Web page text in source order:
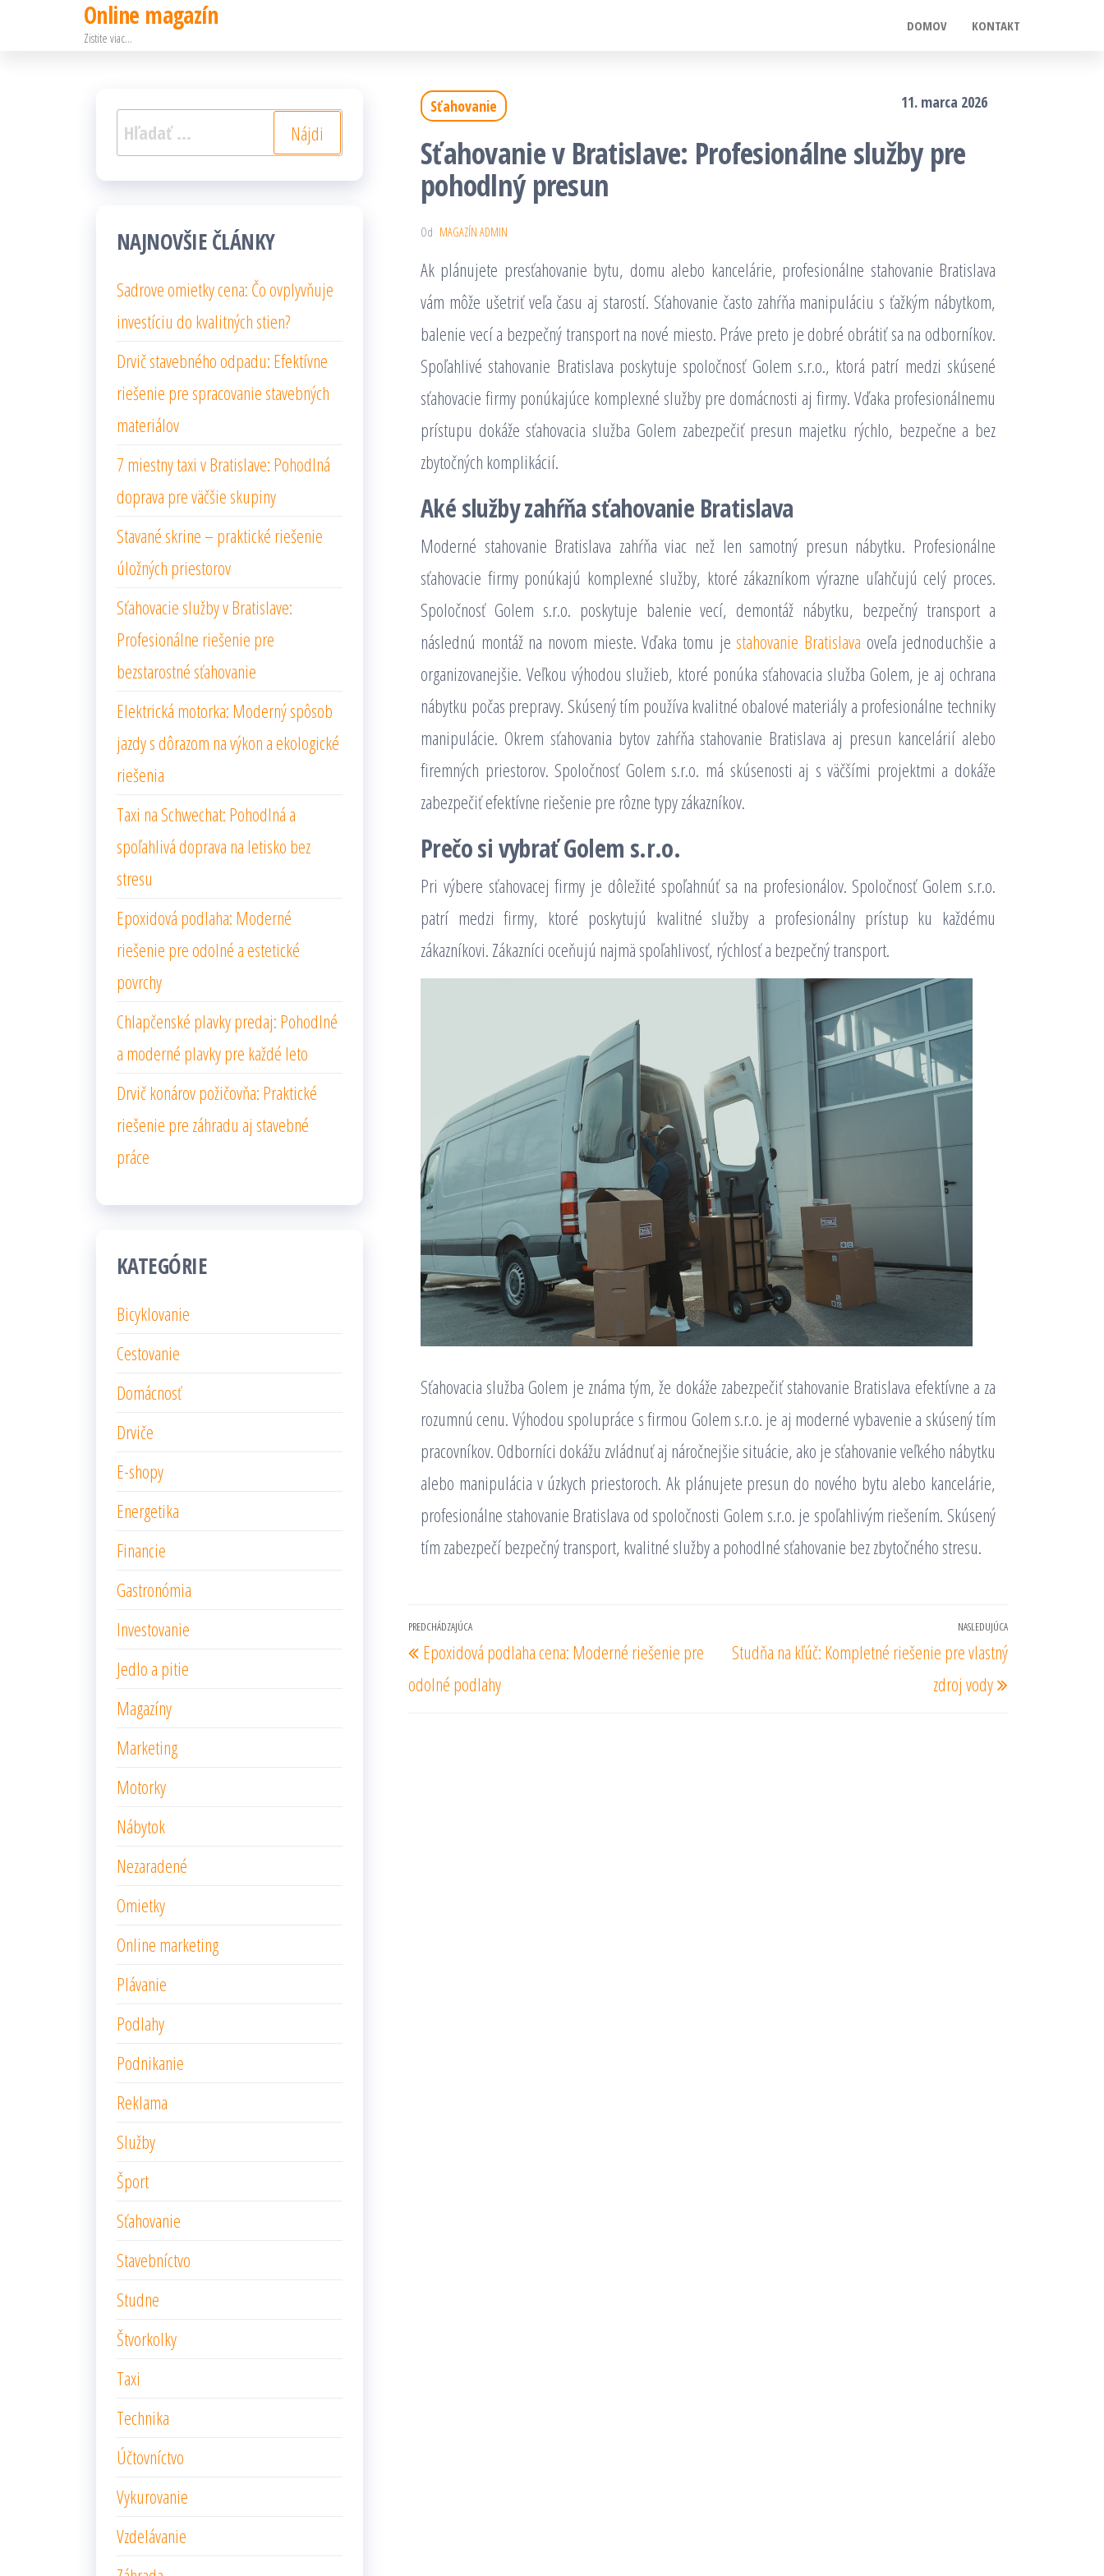
Online magazín
Zistite viac…
DOMOV KONTAKT
Sťahovanie 11. marca 2026
Sťahovanie v Bratislave: Profesionálne služby pre
pohodlný presun
Od MAGAZÍN ADMIN
Ak plánujete presťahovanie bytu, domu alebo kancelárie, profesionálne stahovanie Bratislava
vám môže ušetriť veľa času aj starostí. Sťahovanie často zahŕňa manipuláciu s ťažkým nábytkom,
balenie vecí a bezpečný transport na nové miesto. Práve preto je dobré obrátiť sa na odborníkov.
Spoľahlivé stahovanie Bratislava poskytuje spoločnosť Golem s.r.o., ktorá patrí medzi skúsené
sťahovacie firmy ponúkajúce komplexné služby pre domácnosti aj firmy. Vďaka profesionálnemu
prístupu dokáže sťahovacia služba Golem zabezpečiť presun majetku rýchlo, bezpečne a bez
zbytočných komplikácií.
Aké služby zahŕňa sťahovanie Bratislava
Moderné stahovanie Bratislava zahŕňa viac než len samotný presun nábytku. Profesionálne
sťahovacie firmy ponúkajú komplexné služby, ktoré zákazníkom výrazne uľahčujú celý proces.
Spoločnosť Golem s.r.o. poskytuje balenie vecí, demontáž nábytku, bezpečný transport a
následnú montáž na novom mieste. Vďaka tomu jestahovanie Bratislava oveľa jednoduchšie a
organizovanejšie. Veľkou výhodou služieb, ktoré ponúka sťahovacia služba Golem, je aj ochrana
nábytku počas prepravy. Skúsený tím používa kvalitné obalové materiály a profesionálne techniky
manipulácie. Okrem sťahovania bytov zahŕňa stahovanie Bratislava aj presun kancelárií alebo
firemných priestorov. Spoločnosť Golem s.r.o. má skúsenosti aj s väčšími projektmi a dokáže
zabezpečiť efektívne riešenie pre rôzne typy zákazníkov.
Prečo si vybrať Golem s.r.o.
Pri výbere sťahovacej firmy je dôležité spoľahnúť sa na profesionálov. Spoločnosť Golem s.r.o.
patrí medzi firmy, ktoré poskytujú kvalitné služby a profesionálny prístup ku každému
zákazníkovi. Zákazníci oceňujú najmä spoľahlivosť, rýchlosť a bezpečný transport.
Sťahovacia služba Golem je známa tým, že dokáže zabezpečiť stahovanie Bratislava efektívne a za
rozumnú cenu. Výhodou spolupráce s firmou Golem s.r.o. je aj moderné vybavenie a skúsený tím
pracovníkov. Odborníci dokážu zvládnuť aj náročnejšie situácie, ako je sťahovanie veľkého nábytku
alebo manipulácia v úzkych priestoroch. Ak plánujete presun do nového bytu alebo kancelárie,
profesionálne stahovanie Bratislava od spoločnosti Golem s.r.o. je spoľahlivým riešením. Skúsený
tím zabezpečí bezpečný transport, kvalitné služby a pohodlné sťahovanie bez zbytočného stresu.
Navigácia
v
článku
Predchádzajúci
príspevok
PREDCHÁDZAJÚCA
Epoxidová podlaha cena: Moderné riešenie pre
odolné podlahy
Nasledujúci
NASLEDUJÚCA
Studňa na kľúč: Kompletné riešenie pre vlastný
zdroj vody
Hľadať:
NAJNOVŠIE ČLÁNKY
Sadrove omietky cena: Čo ovplyvňuje
investíciu do kvalitných stien?
Drvič stavebného odpadu: Efektívne
riešenie pre spracovanie stavebných
materiálov
7 miestny taxi v Bratislave: Pohodlná
doprava pre väčšie skupiny
Stavané skrine – praktické riešenie
úložných priestorov
Sťahovacie služby v Bratislave:
Profesionálne riešenie pre
bezstarostné sťahovanie
Elektrická motorka: Moderný spôsob
jazdy s dôrazom na výkon a ekologické
riešenia
Taxi na Schwechat: Pohodlná a
spoľahlivá doprava na letisko bez
stresu
Epoxidová podlaha: Moderné
riešenie pre odolné a estetické
povrchy
Chlapčenské plavky predaj: Pohodlné
a moderné plavky pre každé leto
Drvič konárov požičovňa: Praktické
riešenie pre záhradu aj stavebné
práce
KATEGÓRIE
Bicyklovanie
Cestovanie
Domácnosť
Drviče
E-shopy
Energetika
Financie
Gastronómia
Investovanie
Jedlo a pitie
Magazíny
Marketing
Motorky
Nábytok
Nezaradené
Omietky
Online marketing
Plávanie
Podlahy
Podnikanie
Reklama
Služby
Šport
Sťahovanie
Stavebníctvo
Studne
Štvorkolky
Taxi
Technika
Účtovníctvo
Vykurovanie
Vzdelávanie